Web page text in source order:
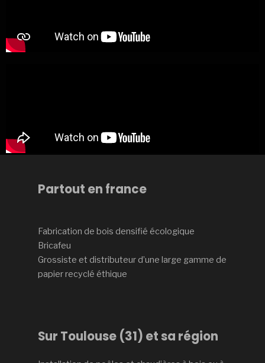
Partout en france
Fabrication de bois densifié écologique
Bricafeu
Grossiste et distributeur d’une large gamme de
papier recyclé éthique
Sur Toulouse (31) et sa région